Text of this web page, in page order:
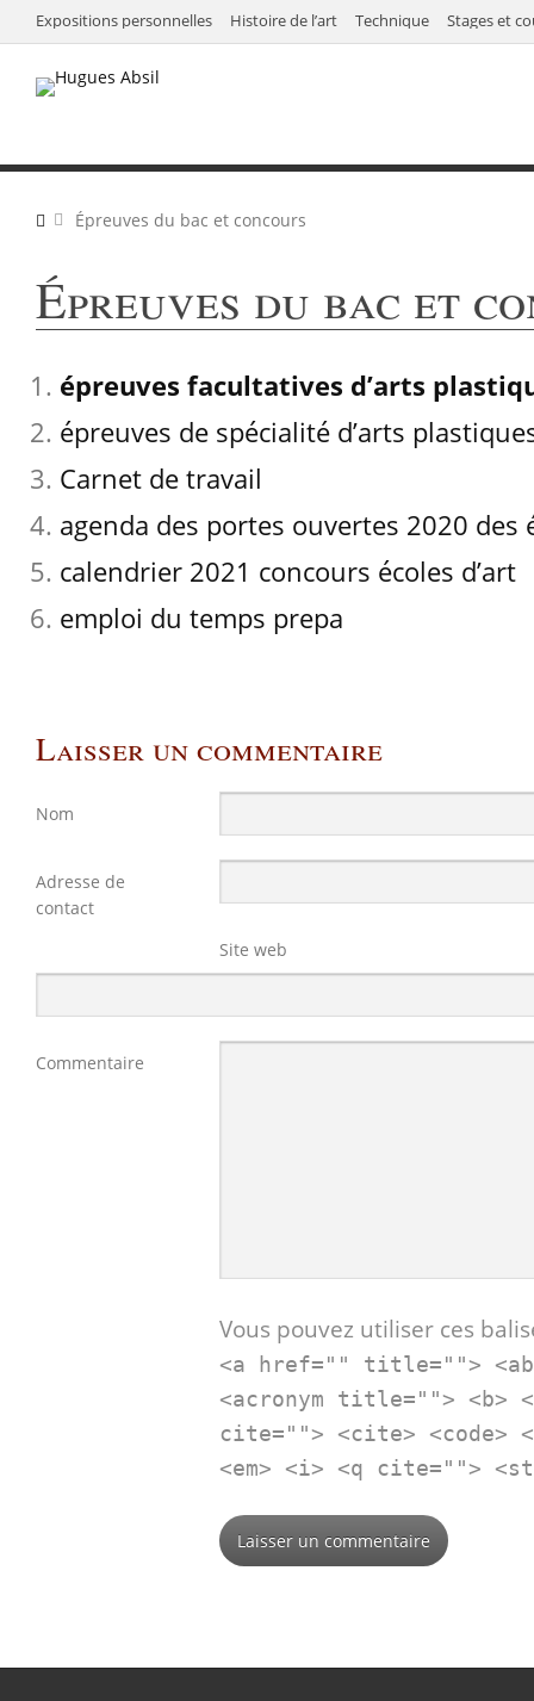
Expositions personnelles Histoire de l’art Technique Stages et
Épreuves du bac et concours
Épreuves du bac et
épreuves facultatives d’arts
épreuves de spécialité d’arts
Carnet de travail
agenda des portes ouvertes 2020 des
calendrier 2021 concours écoles d’art
emploi du temps prepa
Laisser un commentaire
Nom
Adresse de
contact
Site web
Commentaire
Vous pouvez utiliser ces
<a href="" title="">
<acronym title=""> <b>
cite=""> <cite> <code>
<em> <i> <q cite="">